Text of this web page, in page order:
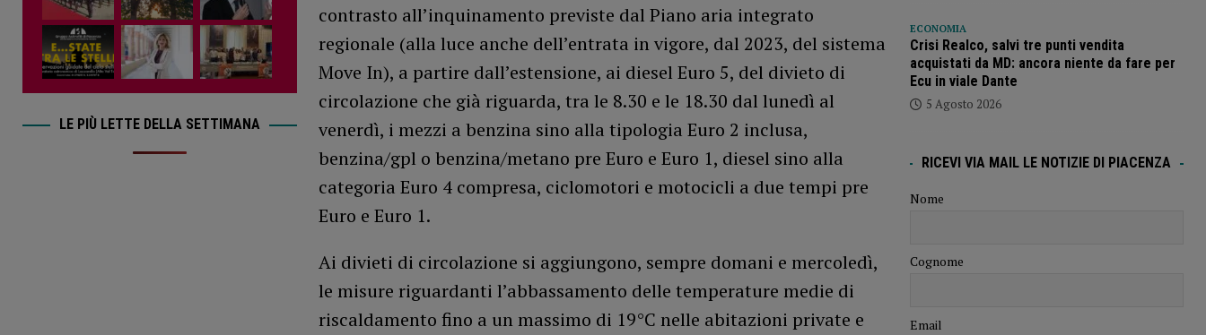
contrasto all’inquinamento previste dal Piano aria integrato
regionale (alla luce anche dell’entrata in vigore, dal 2023, del sistema
Move In), a partire dall’estensione, ai diesel Euro 5, del divieto di
circolazione che già riguarda, tra le 8.30 e le 18.30 dal lunedì al
venerdì, i mezzi a benzina sino alla tipologia Euro 2 inclusa,
benzina/gpl o benzina/metano pre Euro e Euro 1, diesel sino alla
categoria Euro 4 compresa, ciclomotori e motocicli a due tempi pre
Euro e Euro 1.
Ai divieti di circolazione si aggiungono, sempre domani e mercoledì,
le misure riguardanti l’abbassamento delle temperature medie di
riscaldamento fino a un massimo di 19°C nelle abitazioni private e
LE PIÙ LETTE DELLA SETTIMANA
ECONOMIA
Crisi Realco, salvi tre punti vendita
acquistati da MD: ancora niente da fare per
Ecu in viale Dante
5 Agosto 2026
RICEVI VIA MAIL LE NOTIZIE DI PIACENZA
Nome
Cognome
Email